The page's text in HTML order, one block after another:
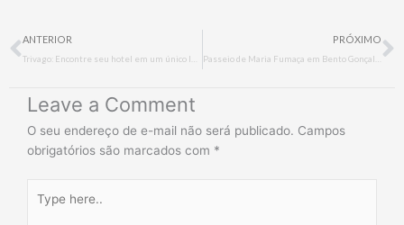
Prev
ANTERIOR PRÓXIMO
Leave a Comment
O seu endereço de e-mail não será publicado. Campos
obrigatórios são marcados com *
here..